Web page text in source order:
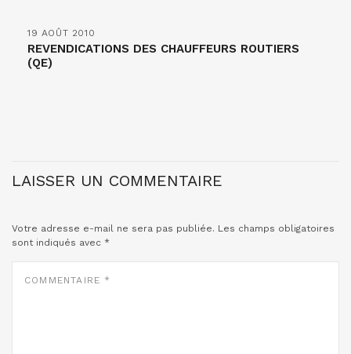
19 AOÛT 2010
REVENDICATIONS DES CHAUFFEURS ROUTIERS
(QE)
LAISSER UN COMMENTAIRE
Votre adresse e-mail ne sera pas publiée. Les champs obligatoires
sont indiqués avec *